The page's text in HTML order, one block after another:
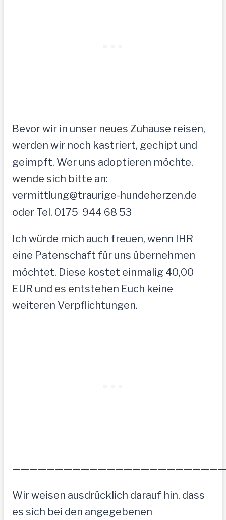
Bevor wir in unser neues Zuhause reisen,
werden wir noch kastriert, gechipt und
geimpft. Wer uns adoptieren möchte,
wende sich bitte an:
vermittlung@traurige-hundeherzen.de
oder Tel. 0175  944 68 53
Ich würde mich auch freuen, wenn IHR
eine Patenschaft für uns übernehmen
möchtet. Diese kostet einmalig 40,00
EUR und es entstehen Euch keine
weiteren Verpflichtungen.
Wir weisen ausdrücklich darauf hin, dass
es sich bei den angegebenen